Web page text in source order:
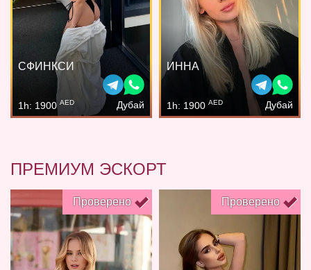
СФИНКСИ
1h: 1900 AED Дубай
ИННА
1h: 1900 AED Дубай
ПРЕМИУМ ЭСКОРТ
Проверено Проверено